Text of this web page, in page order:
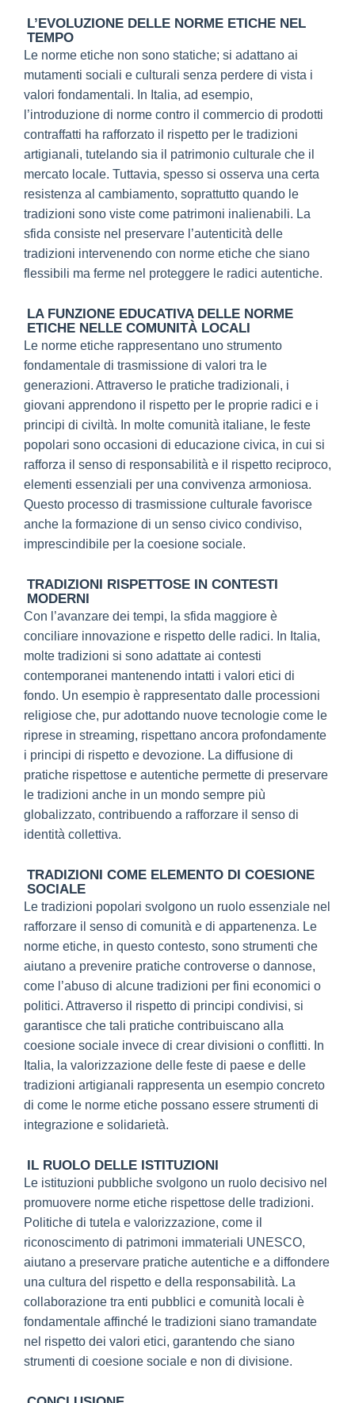
L’EVOLUZIONE DELLE NORME ETICHE NEL
TEMPO
Le norme etiche non sono statiche; si adattano ai
mutamenti sociali e culturali senza perdere di vista i
valori fondamentali. In Italia, ad esempio,
l’introduzione di norme contro il commercio di prodotti
contraffatti ha rafforzato il rispetto per le tradizioni
artigianali, tutelando sia il patrimonio culturale che il
mercato locale. Tuttavia, spesso si osserva una certa
resistenza al cambiamento, soprattutto quando le
tradizioni sono viste come patrimoni inalienabili. La
sfida consiste nel preservare l’autenticità delle
tradizioni intervenendo con norme etiche che siano
flessibili ma ferme nel proteggere le radici autentiche.
LA FUNZIONE EDUCATIVA DELLE NORME
ETICHE NELLE COMUNITÀ LOCALI
Le norme etiche rappresentano uno strumento
fondamentale di trasmissione di valori tra le
generazioni. Attraverso le pratiche tradizionali, i
giovani apprendono il rispetto per le proprie radici e i
principi di civiltà. In molte comunità italiane, le feste
popolari sono occasioni di educazione civica, in cui si
rafforza il senso di responsabilità e il rispetto reciproco,
elementi essenziali per una convivenza armoniosa.
Questo processo di trasmissione culturale favorisce
anche la formazione di un senso civico condiviso,
imprescindibile per la coesione sociale.
TRADIZIONI RISPETTOSE IN CONTESTI
MODERNI
Con l’avanzare dei tempi, la sfida maggiore è
conciliare innovazione e rispetto delle radici. In Italia,
molte tradizioni si sono adattate ai contesti
contemporanei mantenendo intatti i valori etici di
fondo. Un esempio è rappresentato dalle processioni
religiose che, pur adottando nuove tecnologie come le
riprese in streaming, rispettano ancora profondamente
i principi di rispetto e devozione. La diffusione di
pratiche rispettose e autentiche permette di preservare
le tradizioni anche in un mondo sempre più
globalizzato, contribuendo a rafforzare il senso di
identità collettiva.
TRADIZIONI COME ELEMENTO DI COESIONE
SOCIALE
Le tradizioni popolari svolgono un ruolo essenziale nel
rafforzare il senso di comunità e di appartenenza. Le
norme etiche, in questo contesto, sono strumenti che
aiutano a prevenire pratiche controverse o dannose,
come l’abuso di alcune tradizioni per fini economici o
politici. Attraverso il rispetto di principi condivisi, si
garantisce che tali pratiche contribuiscano alla
coesione sociale invece di crear divisioni o conflitti. In
Italia, la valorizzazione delle feste di paese e delle
tradizioni artigianali rappresenta un esempio concreto
di come le norme etiche possano essere strumenti di
integrazione e solidarietà.
IL RUOLO DELLE ISTITUZIONI
Le istituzioni pubbliche svolgono un ruolo decisivo nel
promuovere norme etiche rispettose delle tradizioni.
Politiche di tutela e valorizzazione, come il
riconoscimento di patrimoni immateriali UNESCO,
aiutano a preservare pratiche autentiche e a diffondere
una cultura del rispetto e della responsabilità. La
collaborazione tra enti pubblici e comunità locali è
fondamentale affinché le tradizioni siano tramandate
nel rispetto dei valori etici, garantendo che siano
strumenti di coesione sociale e non di divisione.